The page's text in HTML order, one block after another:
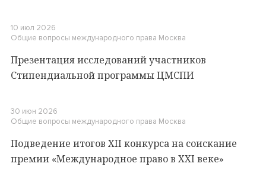
10 июл 2026
Общие вопросы международного права Москва
Презентация исследований участников
Стипендиальной программы ЦМСПИ
30 июн 2026
Общие вопросы международного права Москва
Подведение итогов XII конкурса на соискание
премии «Международное право в XXI веке»